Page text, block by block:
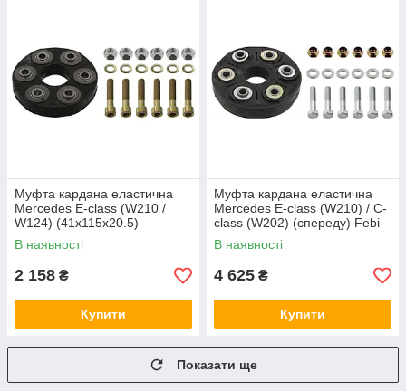
Муфта кардана еластична
Mercedes E-class (W210 /
W124) (41x115x20.5)
комплект Febi Bilstein 01743
В наявності
2 158 ₴
Купити
Муфта кардана еластична
Mercedes E-class (W210) / C-
class (W202) (спереду) Febi
Bilstein 14979
В наявності
4 625 ₴
Купити
Показати ще